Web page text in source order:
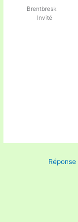
Brentbresk
Invité